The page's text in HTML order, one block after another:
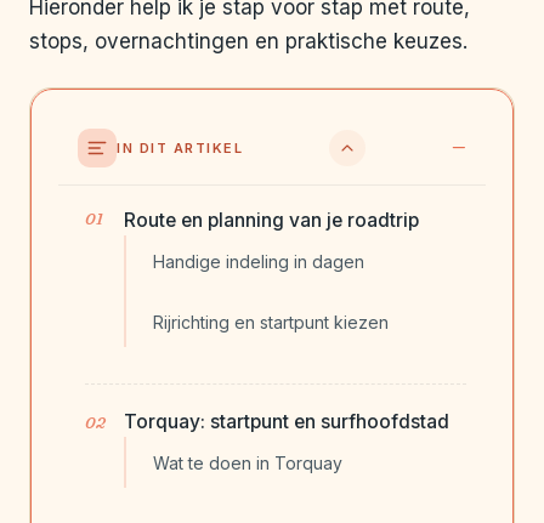
Hieronder help ik je stap voor stap met route,
stops, overnachtingen en praktische keuzes.
IN DIT ARTIKEL
Route en planning van je roadtrip
Handige indeling in dagen
Rijrichting en startpunt kiezen
Torquay: startpunt en surfhoofdstad
Wat te doen in Torquay